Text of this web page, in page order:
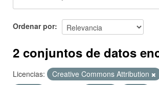
Ordenar por
2 conjuntos de datos
Licencias: Creative Commons Attribution